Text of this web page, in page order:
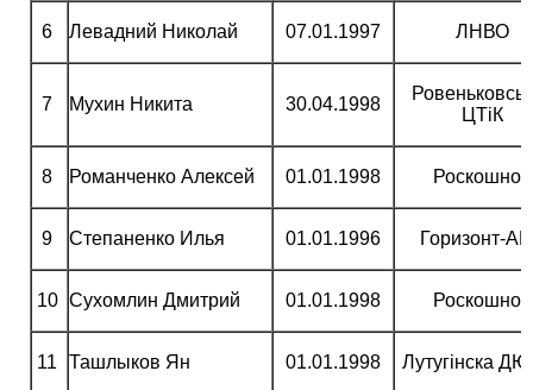
6 Левадний Николай 07.01.1997 ЛНВО
7 Мухин Никита 30.04.1998
ЦТіК
8 Романченко Алексей 01.01.1998 Роскошное
9 Степаненко Илья 01.01.1996 Горизонт-
10 Сухомлин Дмитрий 01.01.1998 Роскошное
11 Ташлыков Ян 01.01.1998 Лутугінска